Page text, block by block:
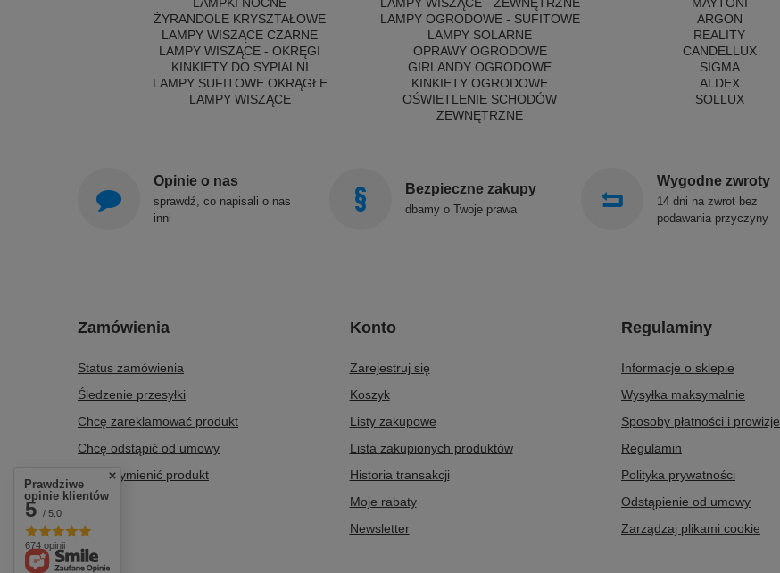
ŻYRANDOLE KRYSZTAŁOWE
LAMPY WISZĄCE CZARNE
LAMPY WISZĄCE - OKRĘGI
KINKIETY DO SYPIALNI
LAMPY SUFITOWE OKRĄGŁE
LAMPY WISZĄCE
LAMPY OGRODOWE - SUFITOWE
LAMPY SOLARNE
OPRAWY OGRODOWE
GIRLANDY OGRODOWE
KINKIETY OGRODOWE
OŚWIETLENIE SCHODÓW
ZEWNĘTRZNE
ARGON
REALITY
CANDELLUX
SIGMA
ALDEX
SOLLUX
Opinie o nas
sprawdź, co napisali o nas
inni
Bezpieczne zakupy
dbamy o Twoje prawa
Wygodne zwroty
14 dni na zwrot bez
podawania przyczyny
Zamówienia
Status zamówienia
Śledzenie przesyłki
Chcę zareklamować produkt
Chcę odstąpić od umowy
Chcę wymienić produkt
Kontakt
Konto
Zarejestruj się
Koszyk
Listy zakupowe
Lista zakupionych produktów
Historia transakcji
Moje rabaty
Newsletter
Regulaminy
Informacje o sklepie
Wysyłka maksymalnie
Sposoby płatności i prowizje
Regulamin
Polityka prywatności
Odstąpienie od umowy
Zarządzaj plikami cookie
Prawdziwe
opinie klientów
5 / 5.0
674 opinii